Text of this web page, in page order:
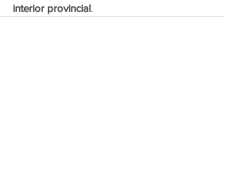
interior provincial.